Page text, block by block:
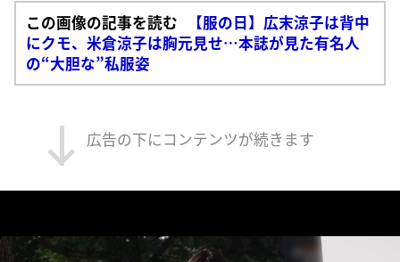
この画像の記事を読む
【服の日】広末涼子は背中
にクモ、米倉涼子は胸元見せ…本誌が見た有名人
の“大胆な”私服姿
広告の下にコンテンツが続きます